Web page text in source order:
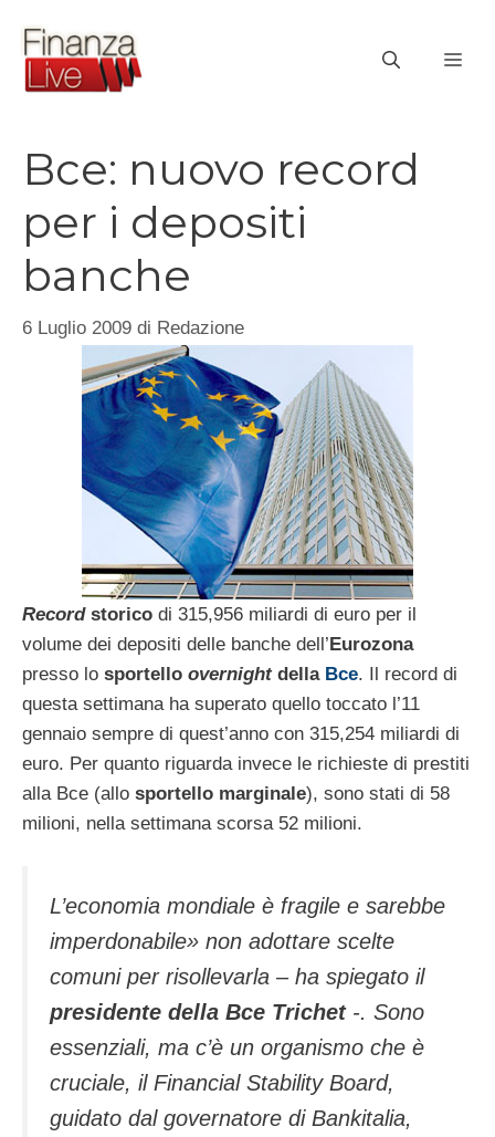
contenuto
Bce: nuovo record
per i depositi
banche
6 Luglio 2009 di Redazione
Recordstorico di 315,956 miliardi di euro per il
volume dei depositi delle banche dell’Eurozona
presso lo sportello overnightdella Bce. Il record di
questa settimana ha superato quello toccato l’11
gennaio sempre di quest’anno con 315,254 miliardi di
euro. Per quanto riguarda invece le richieste di prestiti
alla Bce (allo sportello marginale), sono stati di 58
milioni, nella settimana scorsa 52 milioni.
L’economia mondiale è fragile e sarebbe
imperdonabile» non adottare scelte
comuni per risollevarla – ha spiegato il
presidente della Bce Trichet-. Sono
essenziali, ma c’è un organismo che è
cruciale, il Financial Stability Board,
guidato dal governatore di Bankitalia,